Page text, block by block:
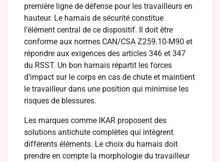
première ligne de défense pour les travailleurs en
hauteur. Le harnais de sécurité constitue
l’élément central de ce dispositif. Il doit être
conforme aux normes CAN/CSA Z259.10-M90 et
répondre aux exigences des articles 346 et 347
du RSST. Un bon harnais répartit les forces
d’impact sur le corps en cas de chute et maintient
le travailleur dans une position qui minimise les
risques de blessures.
Les marques comme IKAR proposent des
solutions antichute complètes qui intègrent
différents éléments. Le choix du harnais doit
prendre en compte la morphologie du travailleur